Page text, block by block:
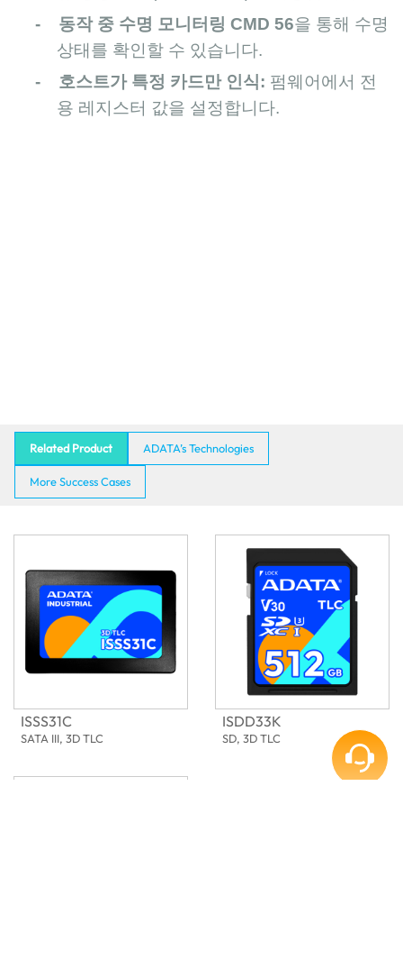
- 동작 중 수명 모니터링 CMD 56을 통해 수명
상태를 확인할 수 있습니다.
- 호스트가 특정 카드만 인식: 펌웨어에서 전
용 레지스터 값을 설정합니다.
Related Product ADATA’s Technologies
More Success Cases
산업용 PC
러기드 태블릿
러기드 태블릿
ISSS31C
SATA III, 3D TLC
ISDD33K
SD, 3D TLC